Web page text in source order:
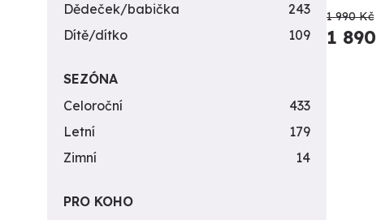
1 990 Kč
1 890
Dědeček/babička
243
Dítě/dítko
109
SEZÓNA
Celoroční
433
Letní
179
Zimní
14
PRO KOHO